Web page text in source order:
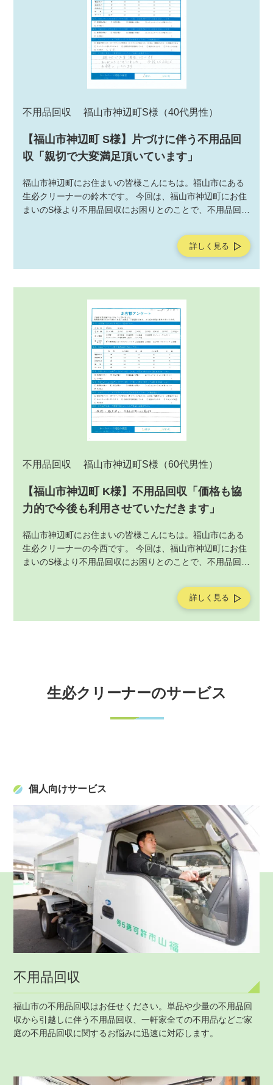
不用品回収 福山市神辺町S様 （40代男性）
【福山市神辺町 S様】片づけに伴う不用品回
収「親切で大変満足頂いています」
福山市神辺町にお住まいの皆様こんにちは。福山市にある
生必クリーナーの鈴木です。 今回は、福山市神辺町にお住
まいのS様より不用品回収にお困りとのことで、不用品回収
ビスの作業後にお客様よりアンケートを頂戴しましたの
詳しく見る
不用品回収 福山市神辺町S様 （60代男性）
【福山市神辺町 K様】不用品回収「価格も協
力的で今後も利用させていただきます」
福山市神辺町にお住まいの皆様こんにちは。福山市にある
生必クリーナーの今西です。 今回は、福山市神辺町にお住
まいのS様より不用品回収にお困りとのことで、不用品回収
ビスの作業後にお客様よりアンケートを頂戴しましたの
詳しく見る
生必クリーナーのサービス
個人向けサービス
不用品回収
福山市の不用品回収はお任せください。単品や少量の不用品回
収から引越しに伴う不用品回収、一軒家全ての不用品などご家
庭の不用品回収に関するお悩みに迅速に対応します。